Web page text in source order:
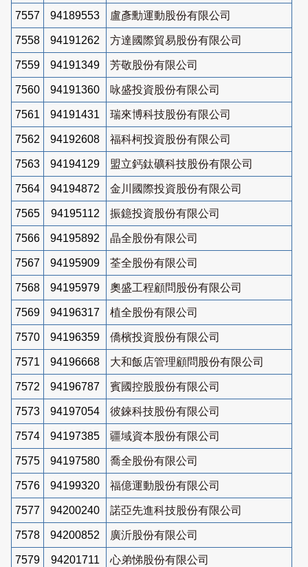
7557 94189553 盧彥勳運動股份有限公司
7558 94191262 方達國際貿易股份有限公司
7559 94191349 芳敬股份有限公司
7560 94191360 咏盛投資股份有限公司
7561 94191431 瑞來博科技股份有限公司
7562 94192608 福科柯投資股份有限公司
7563 94194129 盟立鈣鈦礦科技股份有限公司
7564 94194872 金川國際投資股份有限公司
7565 94195112 振鐿投資股份有限公司
7566 94195892 晶全股份有限公司
7567 94195909 荃全股份有限公司
7568 94195979 奧盛工程顧問股份有限公司
7569 94196317 植全股份有限公司
7570 94196359 僑檳投資股份有限公司
7571 94196668 大和飯店管理顧問股份有限公司
7572 94196787 賓國控股股份有限公司
7573 94197054 彼錸科技股份有限公司
7574 94197385 疆域資本股份有限公司
7575 94197580 喬全股份有限公司
7576 94199320 福億運動股份有限公司
7577 94200240 諾亞先進科技股份有限公司
7578 94200852 廣沂股份有限公司
7579 94201711 心弟悌股份有限公司